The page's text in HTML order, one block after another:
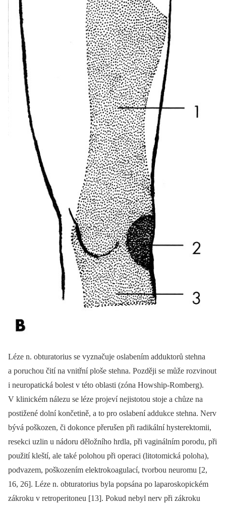
Léze n. obturatorius se vyznačuje oslabením adduktorů stehna
a poruchou čití na vnitřní ploše stehna. Později se může rozvinout
i neuropatická bolest v této oblasti (zóna Howship-Romberg).
V klinickém nálezu se léze projeví nejistotou stoje a chůze na
postižené dolní končetině, a to pro oslabení addukce stehna. Nerv
bývá poškozen, či dokonce přerušen při radikální hysterektomii,
resekci uzlin u nádoru děložního hrdla, při vaginálním porodu, při
použití kleští, ale také polohou při operaci (litotomická poloha),
podvazem, poškozením elektrokoagulací, tvorbou neuromu [2,
16, 26]. Léze n. obturatorius byla popsána po laparoskopickém
zákroku v retroperitoneu [13]. Pokud nebyl nerv při zákroku